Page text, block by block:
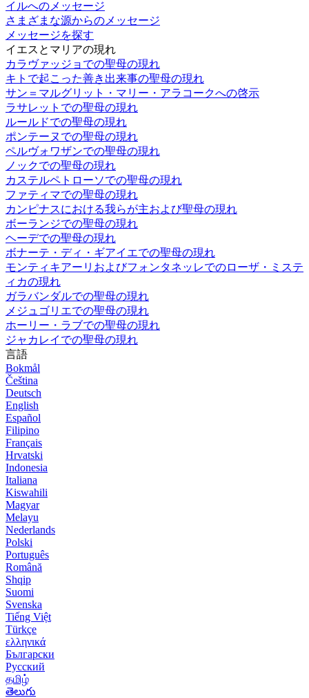
イルへのメッセージ
さまざまな源からのメッセージ
メッセージを探す
イエスとマリアの現れ
カラヴァッジョでの聖母の現れ
キトで起こった善き出来事の聖母の現れ
サン＝マルグリット・マリー・アラコークへの啓示
ラサレットでの聖母の現れ
ルールドでの聖母の現れ
ポンテーヌでの聖母の現れ
ペルヴォワザンでの聖母の現れ
ノックでの聖母の現れ
カステルペトローソでの聖母の現れ
ファティマでの聖母の現れ
カンピナスにおける我らが主および聖母の現れ
ボーランジでの聖母の現れ
ヘーデでの聖母の現れ
ボナーテ・ディ・ギアイエでの聖母の現れ
モンティキアーリおよびフォンタネッレでのローザ・ミステ
ィカの現れ
ガラバンダルでの聖母の現れ
メジュゴリエでの聖母の現れ
ホーリー・ラブでの聖母の現れ
ジャカレイでの聖母の現れ
言語
Bokmål
Čeština
Deutsch
English
Español
Filipino
Français
Hrvatski
Indonesia
Italiana
Kiswahili
Magyar
Melayu
Nederlands
Polski
Português
Română
Shqip
Suomi
Svenska
Tiếng Việt
Türkçe
ελληνικά
Български
Русский
தமிழ்
తెలుగు